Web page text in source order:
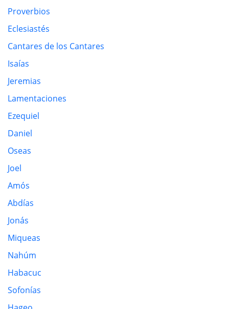
Proverbios
Eclesiastés
Cantares de los Cantares
Isaías
Jeremias
Lamentaciones
Ezequiel
Daniel
Oseas
Joel
Amós
Abdías
Jonás
Miqueas
Nahúm
Habacuc
Sofonías